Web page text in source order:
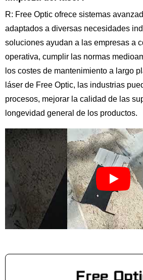
R: Free Optic ofrece sistemas
adaptados a diversas necesidades
soluciones ayudan a las empresas a
operativa, cumplir las normas
los costes de mantenimiento a largo
láser de Free Optic, las industrias
procesos, mejorar la calidad de las
longevidad general de los productos.